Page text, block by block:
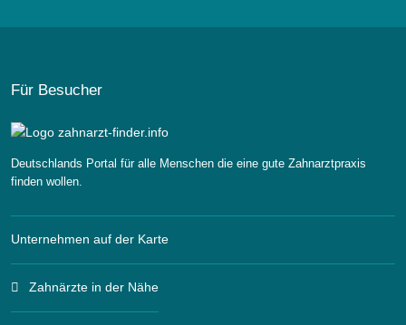
Für Besucher
Deutschlands Portal für alle Menschen die eine gute Zahnarztpraxis
finden wollen.
Unternehmen auf der Karte
Zahnärzte in der Nähe